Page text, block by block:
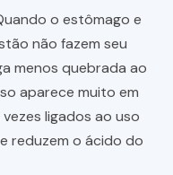
o estômago e
não fazem seu
menos quebrada ao
aparece muito em
vezes ligados ao uso
reduzem o ácido do